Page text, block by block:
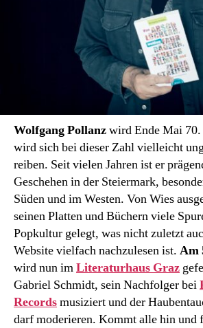
Wolfgang Pollanzwird Ende Mai
wird sich bei dieser Zahl vielleicht
reiben. Seit vielen Jahren ist er
Geschehen in der Steiermark,
Süden und im Westen. Von Wies
seinen Platten und Büchern viele
Popkultur gelegt, was nicht zuletzt
Website vielfach nachzulesen ist. Am
wird nun imLiteraturhaus Graz
Gabriel Schmidt, sein Nachfolger bei
Recordsmusiziert und der
darf moderieren. Kommt alle hin und